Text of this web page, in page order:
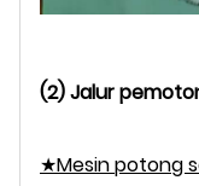
(2) Jalur
★Mesin potong